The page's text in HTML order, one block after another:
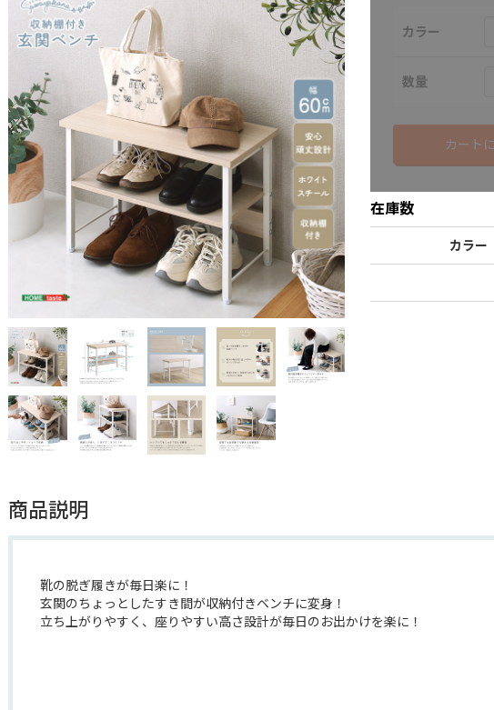
カラー
数量
カート
在庫数
カラー
商品説明
靴の脱ぎ履きが毎日楽に！
玄関のちょっとしたすき間が収納付きベンチに変身！
立ち上がりやすく、座りやすい高さ設計が毎日のお出かけを楽に！